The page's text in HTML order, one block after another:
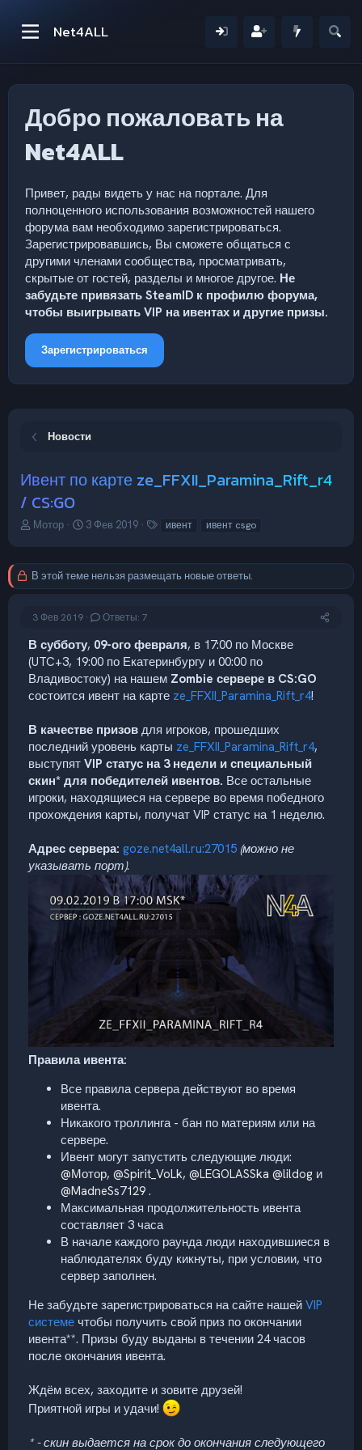
Net4ALL
Добро пожаловать на
Net4ALL
Привет, рады видеть у нас на портале. Для
полноценного использования возможностей нашего
форума вам необходимо зарегистрироваться.
Зарегистрировавшись, Вы сможете общаться с
другими членами сообщества, просматривать,
скрытые от гостей, разделы и многое другое. Не
забудьте привязать SteamID к профилю форума,
чтобы выигрывать VIP на ивентах и другие призы.
Зарегистрироваться
Новости
Ивент по карте ze_FFXII_Paramina_Rift_r4
/ CS:GO
А
о
р
е
ы
Мотор
Д
а
н
л
а
3 Фев 2019
Т
и
ивент ивент csgo
В этой теме нельзя размещать новые ответы.
3 Фев 2019 Ответы: 7
В субботу, 09-ого февраля, в 17:00 по Москве
(UTC+3, 19:00 по Екатеринбургу и 00:00 по
Владивостоку) на нашем Zombie сервере в CS:GO
состоится ивент на карте ze_FFXII_Paramina_Rift_r4!
В качестве призов для игроков, прошедших
последний уровень карты ze_FFXII_Paramina_Rift_r4,
выступят VIP статус на 3 недели и специальный
скин* для победителей ивентов. Все остальные
игроки, находящиеся на сервере во время победного
прохождения карты, получат VIP статус на 1 неделю.
Адрес сервера: goze.net4all.ru:27015 (можно не
указывать порт).
Правила ивента:
Все правила сервера действуют во время
ивента.
Никакого троллинга - бан по материям или на
сервере.
Ивент могут запустить следующие люди:
@Мотор, @Spirit_VoLk, @LEGOLASSka @lildog и
@MadneSs7129 .
Максимальная продолжительность ивента
составляет 3 часа
В начале каждого раунда люди находившиеся в
наблюдателях буду кикнуты, при условии, что
сервер заполнен.
Не забудьте зарегистрироваться на сайте нашей VIP
системе чтобы получить свой приз по окончании
ивента**. Призы буду выданы в течении 24 часов
после окончания ивента.
Ждём всех, заходите и зовите друзей!
Приятной игры и удачи!
* - скин выдается на срок до окончания следующего